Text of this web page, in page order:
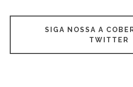
SIGA NOSSA A
TWITTER